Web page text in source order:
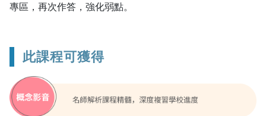
專區，再次作答，強化弱點。
此課程可獲得